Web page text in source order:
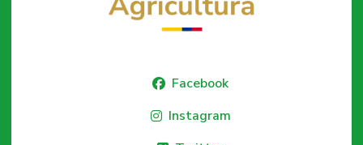
Facebook
Instagram